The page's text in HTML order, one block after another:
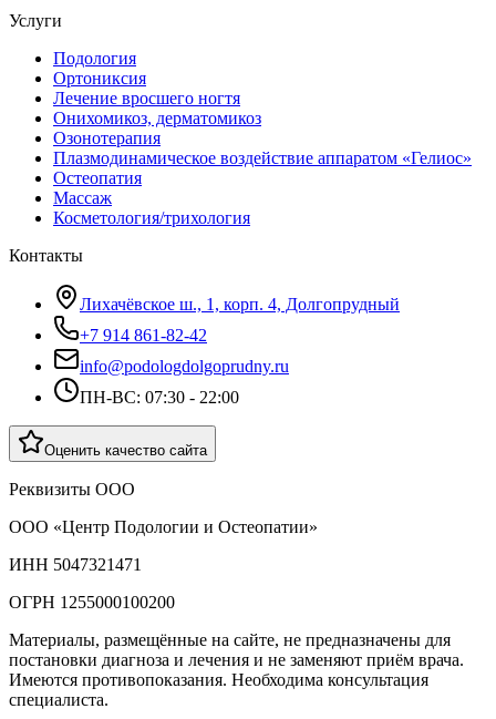
Услуги
Подология
Ортониксия
Лечение вросшего ногтя
Онихомикоз, дерматомикоз
Озонотерапия
Плазмодинамическое воздействие аппаратом «Гелиос»
Остеопатия
Массаж
Косметология/трихология
Контакты
Лихачёвское ш., 1, корп. 4, Долгопрудный
+7 914 861-82-42
info@podologdolgoprudny.ru
ПН-ВС: 07:30 - 22:00
Оценить качество сайта
Реквизиты ООО
ООО «Центр Подологии и Остеопатии»
ИНН 5047321471
ОГРН 1255000100200
Материалы, размещённые на сайте, не предназначены для
постановки диагноза и лечения и не заменяют приём врача.
Имеются противопоказания. Необходима консультация
специалиста.